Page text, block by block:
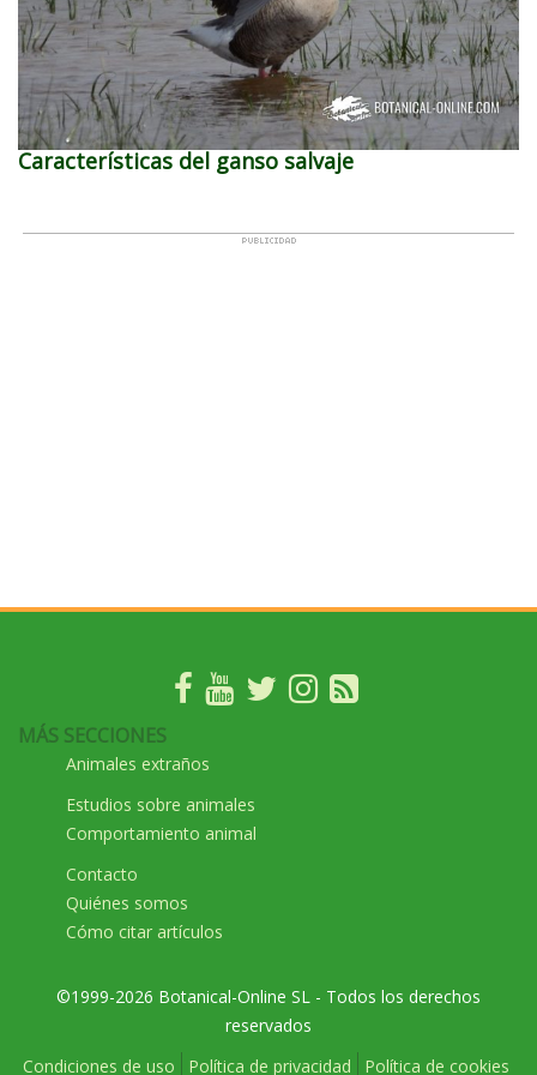
Características del ganso salvaje
MÁS SECCIONES
Animales extraños
Estudios sobre animales
Comportamiento animal
Contacto
Quiénes somos
Cómo citar artículos
©1999-2026 Botanical-Online SL - Todos los derechos
reservados
Condiciones de uso
Política de privacidad Política de cookies